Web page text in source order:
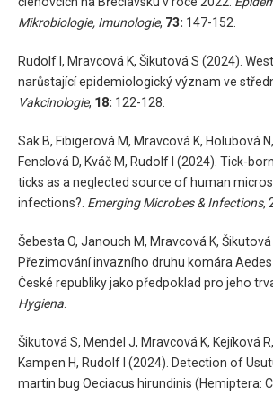
Mikrobiologie, Imunologie, 73: 147-152.
Rudolf I, Mravcová K, Šikutová S (2024).
narůstající epidemiologický význam ve
Vakcinologie, 18: 122-128.
Sak B, Fibigerová M, Mravcová K, Holubová
Fenclová D, Kváč M, Rudolf I (2024). Tick-
ticks as a neglected source of human
infections?. Emerging Microbes & Infections,
Šebesta O, Janouch M, Mravcová K, Šikutová
Přezimování invazního druhu komára
České republiky jako předpoklad pro jeho
Hygiena
Šikutová S, Mendel J, Mravcová K, Kejíková
Kampen H, Rudolf I (2024). Detection of
martin bug Oeciacus hirundinis (Hemiptera: